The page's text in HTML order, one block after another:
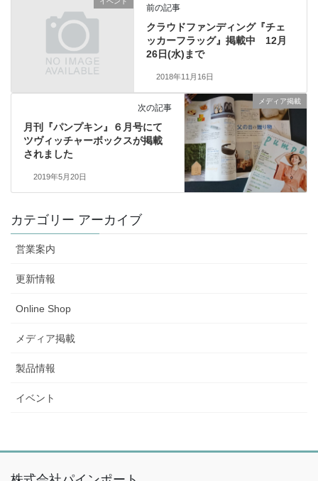
前の記事
クラウドファンディング『チェ
ッカーフラッグ』掲載中 12月
26日(水)まで
2018年11月16日
メディア掲載
次の記事
月刊『パンプキン』６月号にて
ツヴィッチャーボックスが掲載
されました
2019年5月20日
カテゴリー アーカイブ
営業案内
更新情報
Online Shop
メディア掲載
製品情報
イベント